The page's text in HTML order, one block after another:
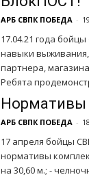
АРБ СВПК ПОБЕДА -
17.04.21 года
навыки выживания,
партнера,
Ребята
Нормативы
АРБ СВПК ПОБЕДА -
17 апреля бойцы
нормативы
на 30,60 м.; -